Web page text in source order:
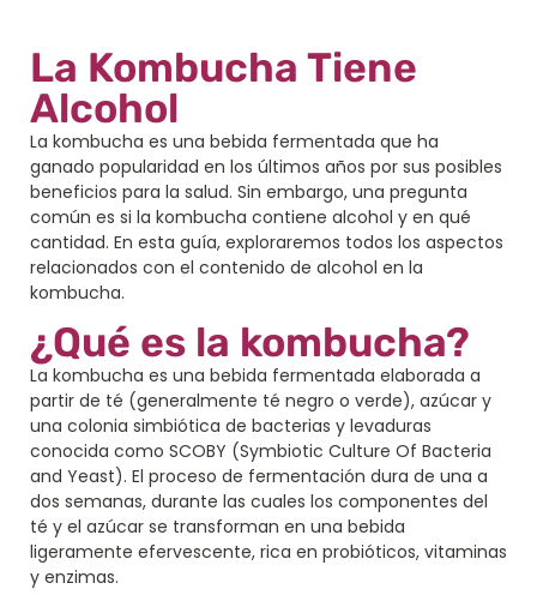
La Kombucha Tiene
Alcohol
La kombucha es una bebida fermentada que ha
ganado popularidad en los últimos años por sus posibles
beneficios para la salud. Sin embargo, una pregunta
común es si la kombucha contiene alcohol y en qué
cantidad. En esta guía, exploraremos todos los aspectos
relacionados con el contenido de alcohol en la
kombucha.
¿Qué es la kombucha?
La kombucha es una bebida fermentada elaborada a
partir de té (generalmente té negro o verde), azúcar y
una colonia simbiótica de bacterias y levaduras
conocida como SCOBY (Symbiotic Culture Of Bacteria
and Yeast). El proceso de fermentación dura de una a
dos semanas, durante las cuales los componentes del
té y el azúcar se transforman en una bebida
ligeramente efervescente, rica en probióticos, vitaminas
y enzimas.